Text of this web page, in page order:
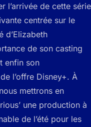
l’arrivée de cette série
centrée sur le
d’Elizabeth
de son casting
enfin son
l’offre Disney+. À
mettrons en
une production à
de l’été pour les